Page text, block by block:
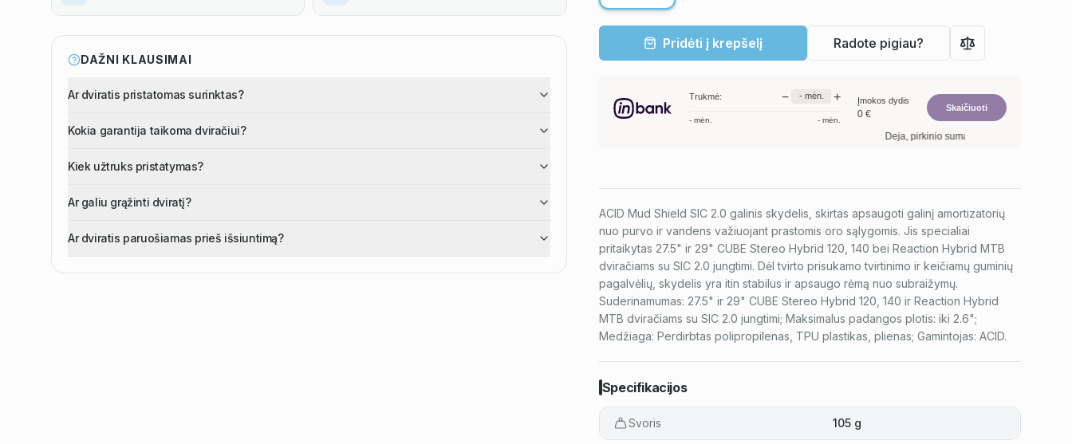
DAŽNI KLAUSIMAI
Ar dviratis pristatomas surinktas?
Kokia garantija taikoma dviračiui?
Kiek užtruks pristatymas?
Ar galiu grąžinti dviratį?
Ar dviratis paruošiamas prieš išsiuntimą?
Pridėti į krepšelį Radote pigiau?
Trukmė: − -mėn. +
-mėn. - mėn.
Įmokos dydis
0 €
Skaičiuoti
Deja, pirkinio suma per maža. Minimalus
ACID Mud Shield SIC 2.0 galinis skydelis, skirtas apsaugoti galinį amortizatorių
nuo purvo ir vandens važiuojant prastomis oro sąlygomis. Jis specialiai
pritaikytas 27.5" ir 29" CUBE Stereo Hybrid 120, 140 bei Reaction Hybrid MTB
dviračiams su SIC 2.0 jungtimi. Dėl tvirto prisukamo tvirtinimo ir keičiamų guminių
pagalvėlių, skydelis yra itin stabilus ir apsaugo rėmą nuo subraižymų.
Suderinamumas: 27.5" ir 29" CUBE Stereo Hybrid 120, 140 ir Reaction Hybrid
MTB dviračiams su SIC 2.0 jungtimi; Maksimalus padangos plotis: iki 2.6";
Medžiaga: Perdirbtas polipropilenas, TPU plastikas, plienas; Gamintojas: ACID.
Specifikacijos
Svoris 105 g